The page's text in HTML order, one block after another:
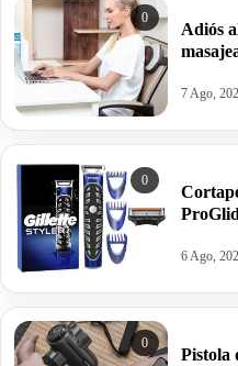
0
Adiós
7 Ago,
0
6 Ago,
0
Pistola